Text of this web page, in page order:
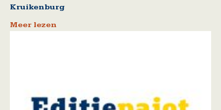
Kruikenburg
Meer lezen